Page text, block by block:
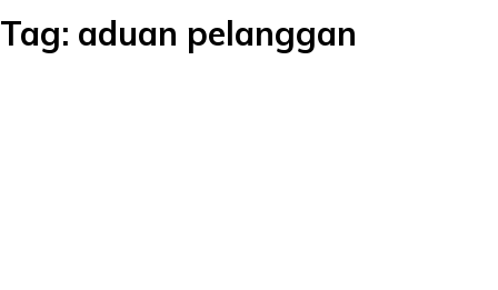
Tag: aduan pelanggan